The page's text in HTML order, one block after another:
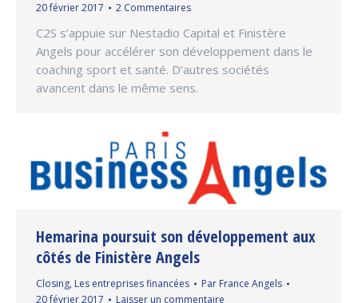
20 février 2017
2 Commentaires
C2S s’appuie sur Nestadio Capital et Finistère
Angels pour accélérer son développement dans le
coaching sport et santé. D’autres sociétés
avancent dans le même sens.
Hemarina poursuit son développement aux
côtés de Finistère Angels
Closing, Les entreprises financées Par France Angels
20 février 2017
Laisser un commentaire